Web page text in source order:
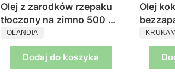
Olej z zarodków rzepaku
tłoczony na zimno 500 ml
Olandia
PRODUCENT
OLANDIA
Dodaj do koszyka
Olej
Krukam
KRUKAM